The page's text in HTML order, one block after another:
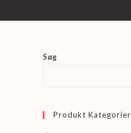
Søg
Produkt Kategorier